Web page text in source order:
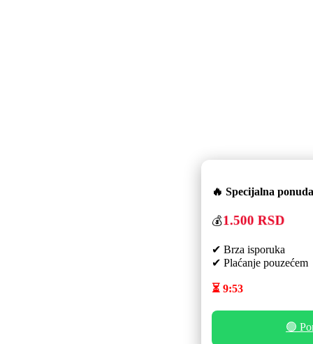
🔥 Specijalna
💰1.500 RSD
✔ Brza isporuka
✔ Plaćanje pouzećem
⏳ 9:52
🟢